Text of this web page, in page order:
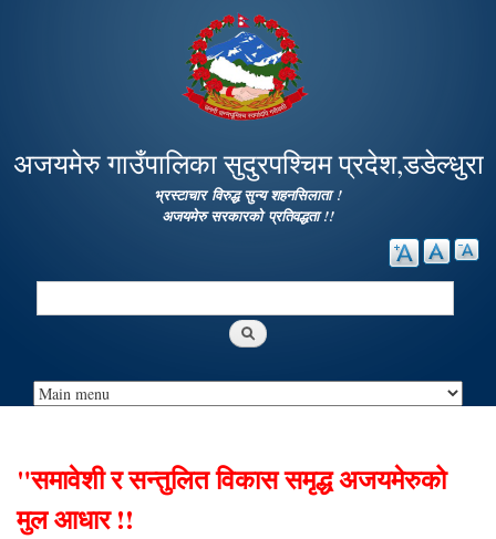
main
content
अजयमेरु गाउँपालिका सुदुरपश्चिम प्रदेश,डडेल्धुरा
भ्रस्टाचार विरुद्ध सुन्य शहनसिलाता !
अजयमेरु सरकारको प्रतिवद्धता !!
Search
"समावेशी र सन्तुलित विकास समृद्ध अजयमेरुको
मुल आधार !!